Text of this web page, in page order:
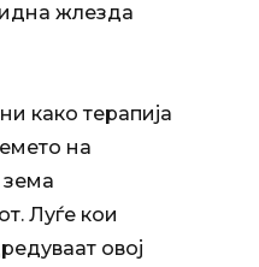
жлезда
како терапија
на
Луѓе кои
овој